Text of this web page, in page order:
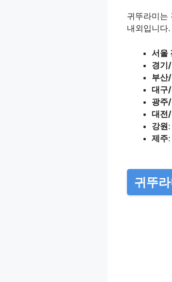
귀뚜라미는
내외입니다.
서울
경기
부산
대구
광주
대전
강원
제주
귀뚜